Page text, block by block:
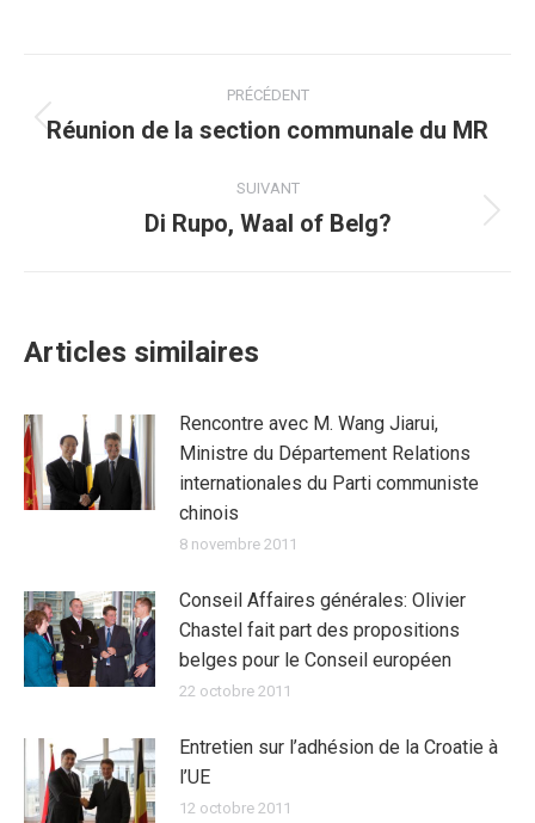
article
PRÉCÉDENT
Article
:
Réunion de la section communale du MR
SUIVANT
Article
Di Rupo, Waal of Belg?
Articles similaires
Rencontre avec M. Wang Jiarui,
Ministre du Département Relations
internationales du Parti communiste
chinois
8 novembre 2011
Conseil Affaires générales: Olivier
Chastel fait part des propositions
belges pour le Conseil européen
22 octobre 2011
Entretien sur l’adhésion de la Croatie à
l’UE
12 octobre 2011